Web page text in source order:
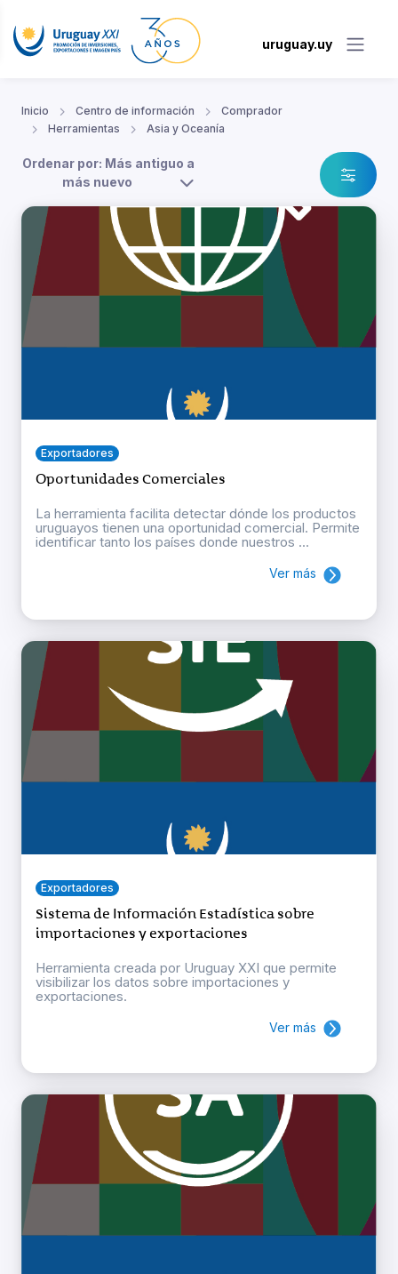
uruguay.uy
Inicio Centro de información
Comprador
Herramientas
Asia y Oceanía
Ordenar por: Más antiguo a
más nuevo
Exportadores
Oportunidades Comerciales
La herramienta facilita detectar dónde los productos
uruguayos tienen una oportunidad comercial. Permite
identificar tanto los países donde nuestros ...
Ver más
Exportadores
Sistema de Información Estadística sobre
importaciones y exportaciones
Herramienta creada por Uruguay XXI que permite
visibilizar los datos sobre importaciones y
exportaciones.
Ver más